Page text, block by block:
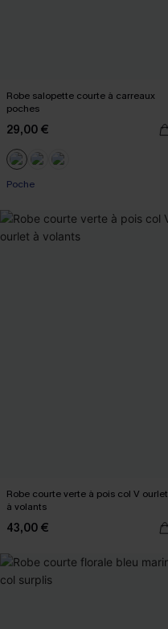
Robe salopette courte à carreaux
poches
29,00 €
Poche
Robe courte verte à pois col V ourlet
à volants
43,00 €